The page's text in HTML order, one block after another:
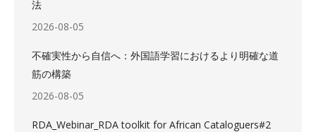
法
2026-08-05
不確実性から自信へ：外国語学習におけるより明確な道
筋の構築
2026-08-05
RDA_Webinar_RDA toolkit for African Cataloguers#2